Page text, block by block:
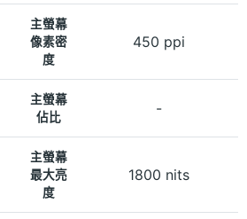
主螢幕
像素密
度
450 ppi
主螢幕
佔比
-
主螢幕
最大亮
度
1800 nits